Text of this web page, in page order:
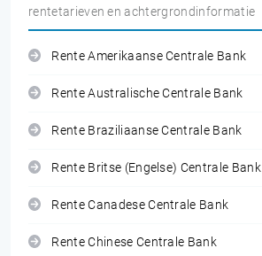
rentetarieven en achtergrondinformatie
Rente Amerikaanse Centrale Bank
Rente Australische Centrale Bank
Rente Braziliaanse Centrale Bank
Rente Britse (Engelse) Centrale Bank
Rente Canadese Centrale Bank
Rente Chinese Centrale Bank